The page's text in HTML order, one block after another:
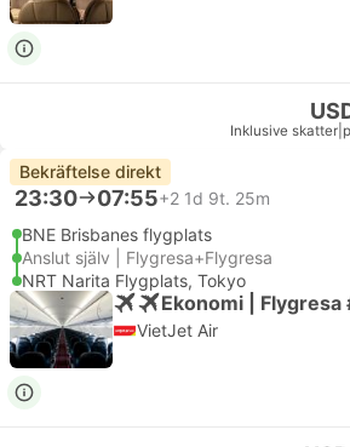
Inklusive skatter
Bekräftelse direkt
23:30 07:55+2 1d 9t. 25m
BNE Brisbanes flygplats
Anslut själv | Flygresa+Flygresa
NRT Narita Flygplats, Tokyo
Ekonomi | Flygresa
VietJet Air